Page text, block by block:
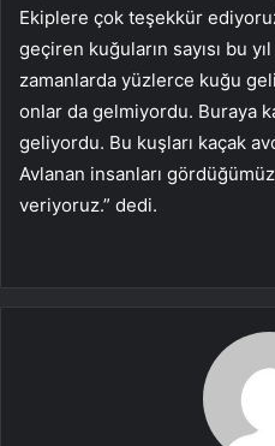
Ekiplere çok teşekkür
geçiren kuğuların sayısı bu
zamanlarda yüzlerce kuğu
onlar da gelmiyordu. Buraya
geliyordu. Bu kuşları kaçak
Avlanan insanları
veriyoruz.” dedi.